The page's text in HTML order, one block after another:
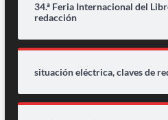
34.ª Feria Internacional del
redacción
situación eléctrica, claves de